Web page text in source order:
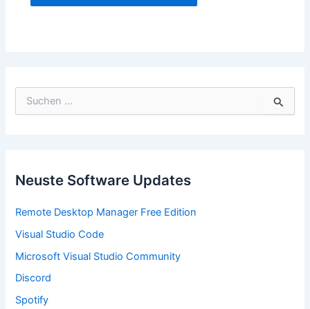
n
h
:
Neuste Software Updates
Remote Desktop Manager Free Edition
Visual Studio Code
Microsoft Visual Studio Community
Discord
Spotify